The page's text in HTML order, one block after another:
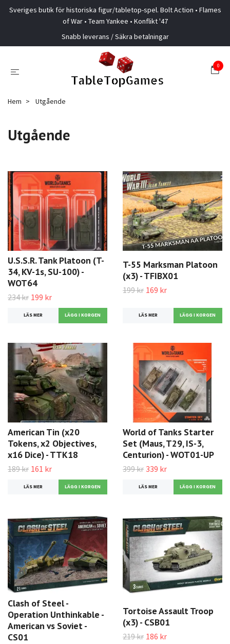
Sveriges butik för historiska figur/tabletop-spel. Bolt Action • Flames
of War • Team Yankee • Konflikt '47
Snabb leverans / Säkra betalningar
0
Hem Utgående
Utgående
U.S.S.R. Tank Platoon (T-
34, KV-1s, SU-100) -
WOT64
234 kr 199 kr
LÄS MER
T-55 Marksman Platoon
(x3) - TFIBX01
199 kr 169 kr
LÄS MER
American Tin (x20
Tokens, x2 Objectives,
x16 Dice) - TTK18
189 kr 161 kr
LÄS MER
World of Tanks Starter
Set (Maus, T29, IS-3,
Centurion) - WOT01-UP
399 kr 339 kr
LÄS MER
Clash of Steel -
Operation Unthinkable -
American vs Soviet -
CS01
Tortoise Assault Troop
(x3) - CSB01
219 kr 186 kr